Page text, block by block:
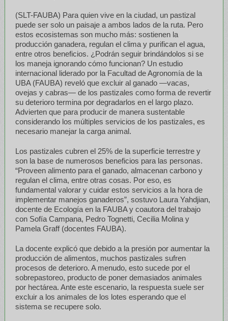
(SLT-FAUBA) Para quien vive en la ciudad, un pastizal
puede ser solo un paisaje a ambos lados de la ruta. Pero
estos ecosistemas son mucho más: sostienen la
producción ganadera, regulan el clima y purifican el agua,
entre otros beneficios. ¿Podrán seguir brindándolos si se
los maneja ignorando cómo funcionan? Un estudio
internacional liderado por la Facultad de Agronomía de la
UBA (FAUBA) reveló que excluir al ganado —vacas,
ovejas y cabras— de los pastizales como forma de revertir
su deterioro termina por degradarlos en el largo plazo.
Advierten que para producir de manera sustentable
considerando los múltiples servicios de los pastizales, es
necesario manejar la carga animal.
Los pastizales cubren el 25% de la superficie terrestre y
son la base de numerosos beneficios para las personas.
“Proveen alimento para el ganado, almacenan carbono y
regulan el clima, entre otras cosas. Por eso, es
fundamental valorar y cuidar estos servicios a la hora de
implementar manejos ganaderos”, sostuvo Laura Yahdjian,
docente de Ecología en la FAUBA y coautora del trabajo
con Sofía Campana, Pedro Tognetti, Cecilia Molina y
Pamela Graff (docentes FAUBA).
La docente explicó que debido a la presión por aumentar la
producción de alimentos, muchos pastizales sufren
procesos de deterioro. A menudo, esto sucede por el
sobrepastoreo, producto de poner demasiados animales
por hectárea. Ante este escenario, la respuesta suele ser
excluir a los animales de los lotes esperando que el
sistema se recupere solo.